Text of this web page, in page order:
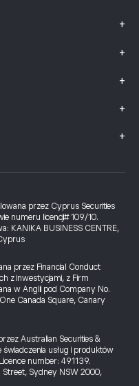
+
+
+
+
+
przez Cyprus Securities
numeru licencji# 109/10.
KANIKA BUSINESS CENTRE,
przez Financial Conduct
z inwestycjami, z Firm
w Anglii pod Company No.
Canada Square, Canary
Australian Securities &
usług i produktów
number: 491139.
Sydney NSW 2000,